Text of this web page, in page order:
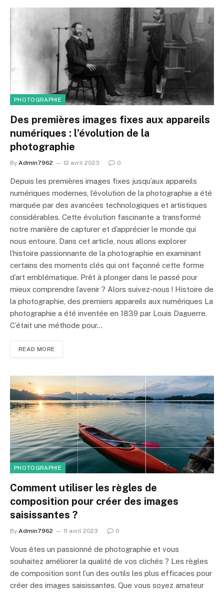
PHOTOGRAPHIE
Des premières images fixes aux appareils
numériques : l’évolution de la
photographie
By Admin7962 12 avril 2023 0
Depuis les premières images fixes jusqu’aux appareils
numériques modernes, l’évolution de la photographie a été
marquée par des avancées technologiques et artistiques
considérables. Cette évolution fascinante a transformé
notre manière de capturer et d’apprécier le monde qui
nous entoure. Dans cet article, nous allons explorer
l’histoire passionnante de la photographie en examinant
certains des moments clés qui ont façonné cette forme
d’art emblématique. Prêt à plonger dans le passé pour
mieux comprendre l’avenir ? Alors suivez-nous ! Histoire de
la photographie, des premiers appareils aux numériques La
photographie a été inventée en 1839 par Louis Daguerre.
C’était une méthode pour…
READ MORE
PHOTOGRAPHIE
Comment utiliser les règles de
composition pour créer des images
saisissantes ?
By Admin7962 11 avril 2023 0
Vous êtes un passionné de photographie et vous
souhaitez améliorer la qualité de vos clichés ? Les règles
de composition sont l’un des outils les plus efficaces pour
créer des images saisissantes. Que vous soyez amateur